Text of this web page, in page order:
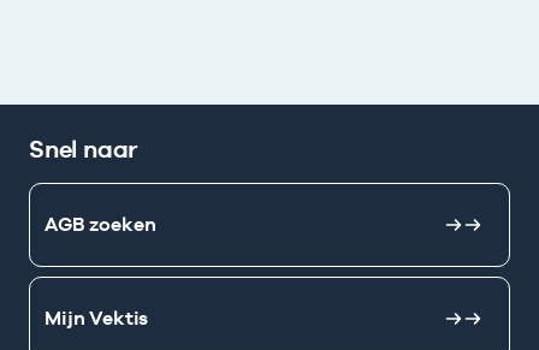
Snel naar
AGB zoeken
Mijn Vektis